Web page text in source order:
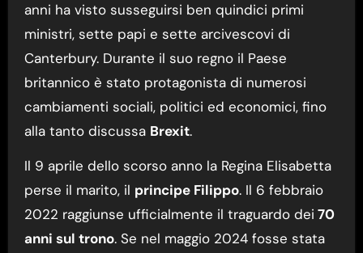
anni ha visto susseguirsi ben quindici primi
ministri, sette papi e sette arcivescovi di
Canterbury. Durante il suo regno il Paese
britannico è stato protagonista di numerosi
cambiamenti sociali, politici ed economici, fino
alla tanto discussa Brexit.
Il 9 aprile dello scorso anno la Regina Elisabetta
perse il marito, il principe Filippo. Il 6 febbraio
2022 raggiunse ufficialmente il traguardo dei 70
anni sul trono. Se nel maggio 2024 fosse stata